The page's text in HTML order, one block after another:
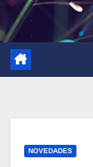
NOVEDADES